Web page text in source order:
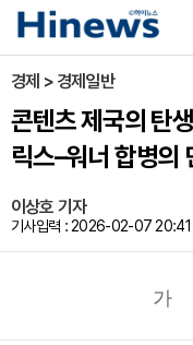
경제 > 경제일반
콘텐츠 제국의 탄
릭스–워너 합병의
이상호 기자
기사입력 : 2026-02-07 20:41
가